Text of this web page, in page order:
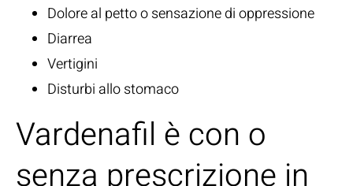
Dolore al petto o sensazione di oppressione
Diarrea
Vertigini
Disturbi allo stomaco
Vardenafil è con o
senza prescrizione in